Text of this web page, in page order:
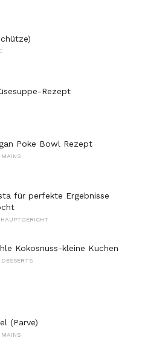
Rezept
Poke Bowl Rezept
MAINS
für perfekte Ergebnisse
Kokosnuss-kleine Kuchen
(Parve)
MAINS